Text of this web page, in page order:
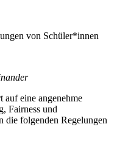
von Schüler*innen
auf eine angenehme
Fairness und
die folgenden Regelungen